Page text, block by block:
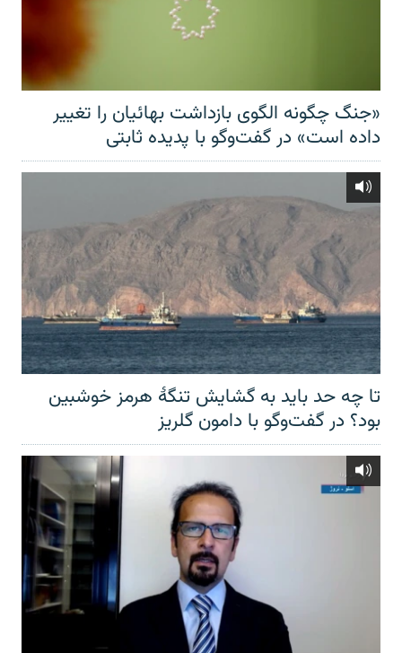
«جنگ چگونه الگوی بازداشت بهائیان را تغییر
داده است» در گفت‌وگو با پدیده ثابتی
تا چه حد باید به گشایش تنگهٔ هرمز خوشبین
بود؟ در گفت‌وگو با دامون گلریز